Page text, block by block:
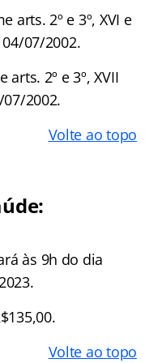
arts. 2º e 3º, XVI e
07/2002.
2º e 3º, XVII
07/2002.
Volte ao topo
às 9h do dia
Volte ao topo